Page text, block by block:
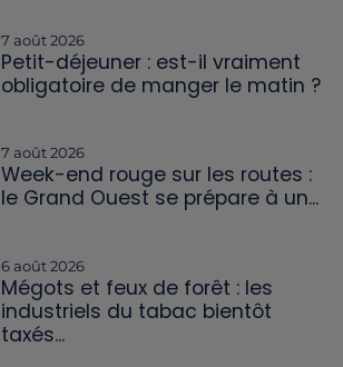
7 août 2026
Petit-déjeuner : est-il vraiment
obligatoire de manger le matin ?
7 août 2026
Week-end rouge sur les routes :
le Grand Ouest se prépare à un...
6 août 2026
Mégots et feux de forêt : les
industriels du tabac bientôt
taxés...